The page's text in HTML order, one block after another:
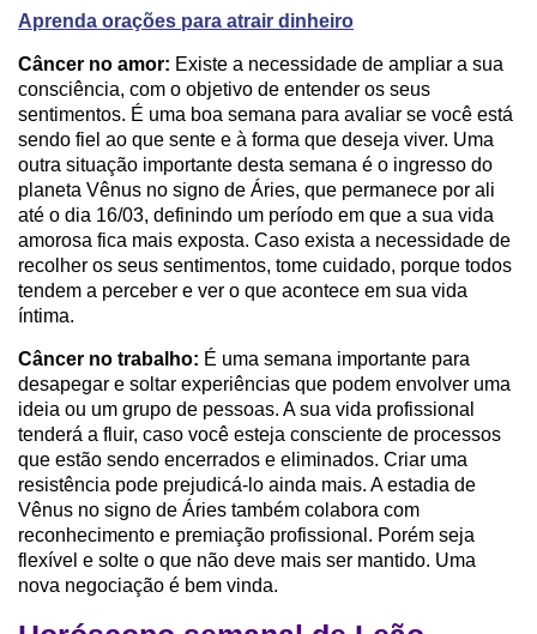
Aprenda orações para atrair dinheiro
Câncer no amor: Existe a necessidade de ampliar a sua
consciência, com o objetivo de entender os seus
sentimentos. É uma boa semana para avaliar se você está
sendo fiel ao que sente e à forma que deseja viver. Uma
outra situação importante desta semana é o ingresso do
planeta Vênus no signo de Áries, que permanece por ali
até o dia 16/03, definindo um período em que a sua vida
amorosa fica mais exposta. Caso exista a necessidade de
recolher os seus sentimentos, tome cuidado, porque todos
tendem a perceber e ver o que acontece em sua vida
íntima.
Câncer no trabalho: É uma semana importante para
desapegar e soltar experiências que podem envolver uma
ideia ou um grupo de pessoas. A sua vida profissional
tenderá a fluir, caso você esteja consciente de processos
que estão sendo encerrados e eliminados. Criar uma
resistência pode prejudicá-lo ainda mais. A estadia de
Vênus no signo de Áries também colabora com
reconhecimento e premiação profissional. Porém seja
flexível e solte o que não deve mais ser mantido. Uma
nova negociação é bem vinda.